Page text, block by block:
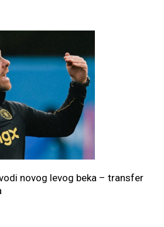
novog levog beka – transfer